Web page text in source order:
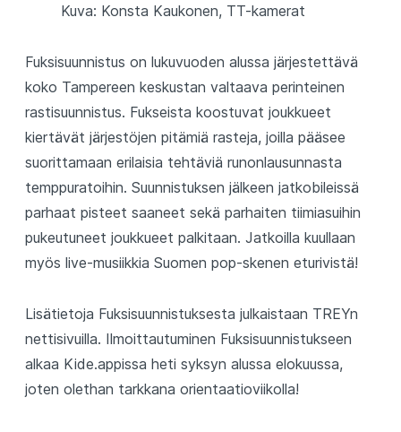
Kuva: Konsta Kaukonen, TT-kamerat
Fuksisuunnistus on lukuvuoden alussa järjestettävä
koko Tampereen keskustan valtaava perinteinen
rastisuunnistus. Fukseista koostuvat joukkueet
kiertävät järjestöjen pitämiä rasteja, joilla pääsee
suorittamaan erilaisia tehtäviä runonlausunnasta
temppuratoihin. Suunnistuksen jälkeen jatkobileissä
parhaat pisteet saaneet sekä parhaiten tiimiasuihin
pukeutuneet joukkueet palkitaan. Jatkoilla kuullaan
myös live-musiikkia Suomen pop-skenen eturivistä!
Lisätietoja Fuksisuunnistuksesta julkaistaan TREYn
nettisivuilla. Ilmoittautuminen Fuksisuunnistukseen
alkaa Kide.appissa heti syksyn alussa elokuussa,
joten olethan tarkkana orientaatioviikolla!